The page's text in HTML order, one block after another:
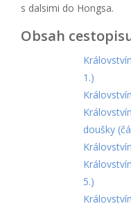
s dalsimi do Hongsa.
Obsah
1.)
doušky
5.)